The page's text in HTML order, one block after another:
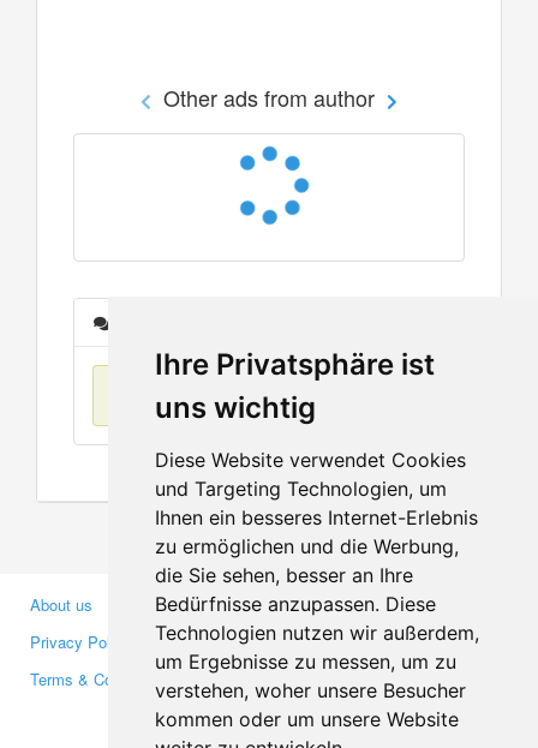
Ihre Privatsphäre ist
uns wichtig
Diese Website verwendet Cookies
und Targeting Technologien, um
Ihnen ein besseres Internet-Erlebnis
zu ermöglichen und die Werbung,
die Sie sehen, besser an Ihre
Bedürfnisse anzupassen. Diese
Technologien nutzen wir außerdem,
um Ergebnisse zu messen, um zu
verstehen, woher unsere Besucher
kommen oder um unsere Website
Other ads from author
No items found
About us
Privacy Policy
Terms & Conditions
Business Partners
Investors
Media